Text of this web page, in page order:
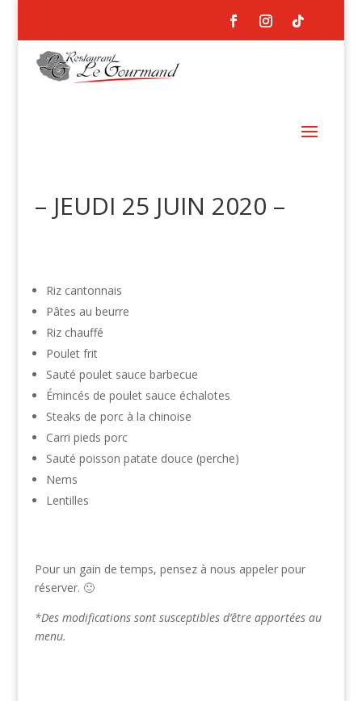
– JEUDI 25 JUIN 2020 –
Riz cantonnais
Pâtes au beurre
Riz chauffé
Poulet frit
Sauté poulet sauce barbecue
Émincés de poulet sauce échalotes
Steaks de porc à la chinoise
Carri pieds porc
Sauté poisson patate douce (perche)
Nems
Lentilles
Pour un gain de temps, pensez à nous appeler pour
réserver. 🙂
*Des modifications sont susceptibles d’être apportées au
menu.